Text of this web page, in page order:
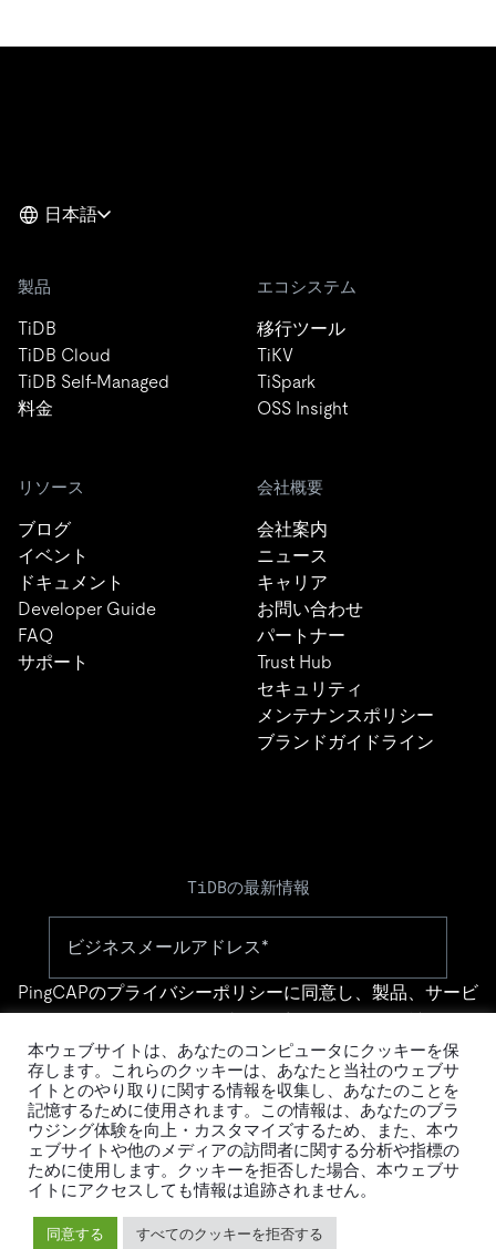
日本語
製品
TiDB
TiDB Cloud
TiDB Self-Managed
料金
エコシステム
移行ツール
TiKV
TiSpark
OSS Insight
リソース
ブログ
イベント
ドキュメント
Developer Guide
FAQ
サポート
会社概要
会社案内
ニュース
キャリア
お問い合わせ
パートナー
Trust Hub
セキュリティ
メンテナンスポリシー
ブランドガイドライン
TiDBの最新情報
PingCAPのプライバシーポリシーに同意し、製品、サービ
す。
© 2026 PingCAP株式会社 - All rights reserved.
Privacy Policy
Legal
本ウェブサイトは、あなたのコンピュータにクッキーを保
存します。これらのクッキーは、あなたと当社のウェブサ
イトとのやり取りに関する情報を収集し、あなたのことを
記憶するために使用されます。この情報は、あなたのブラ
ウジング体験を向上・カスタマイズするため、また、本ウ
ェブサイトや他のメディアの訪問者に関する分析や指標の
ために使用します。クッキーを拒否した場合、本ウェブサ
イトにアクセスしても情報は追跡されません。
同意する すべてのクッキーを拒否する